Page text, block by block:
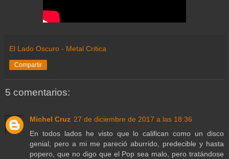
El Lado Oscuro - Metal Critica
Compartir
5 comentarios:
Michel Cruz 27 de diciembre de 2017 a las 18:36
En todos lados he visto que lo califican como un disco
genial, pero a mi me pareció aburrido, predecible y hasta
popero, que no digo que el Pop sea malo, pero tratándose